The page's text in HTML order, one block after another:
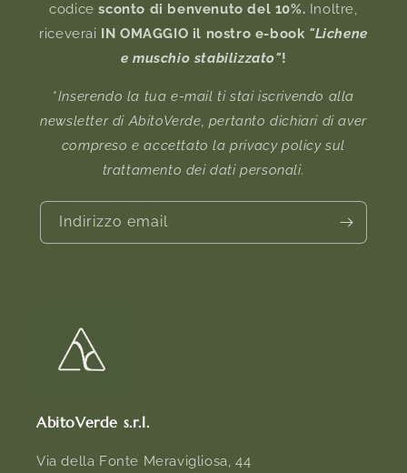
codicesconto di benvenuto del 10%. Inoltre,
riceverai
IN OMAGGIO il nostro e-book "Lichene
e muschio stabilizzato"!
*Inserendo la tua e-mail ti stai iscrivendo alla
newsletter di AbitoVerde, pertanto dichiari di aver
compreso e accettato la privacy policy sul
trattamento dei dati personali.
Indirizzo email
AbitoVerde s.r.l.
Via della Fonte Meravigliosa, 44